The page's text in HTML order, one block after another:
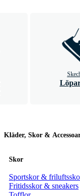
Kläder, Skor &
Skor
Sportskor &
Fritidsskor & sneakers